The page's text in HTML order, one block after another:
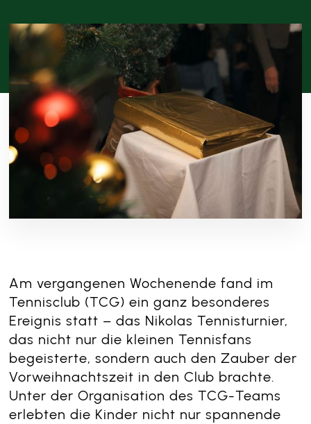
Am vergangenen Wochenende fand im
Tennisclub (TCG) ein ganz besonderes
Ereignis statt – das Nikolas Tennisturnier,
das nicht nur die kleinen Tennisfans
begeisterte, sondern auch den Zauber der
Vorweihnachtszeit in den Club brachte.
Unter der Organisation des TCG-Teams
erlebten die Kinder nicht nur spannende